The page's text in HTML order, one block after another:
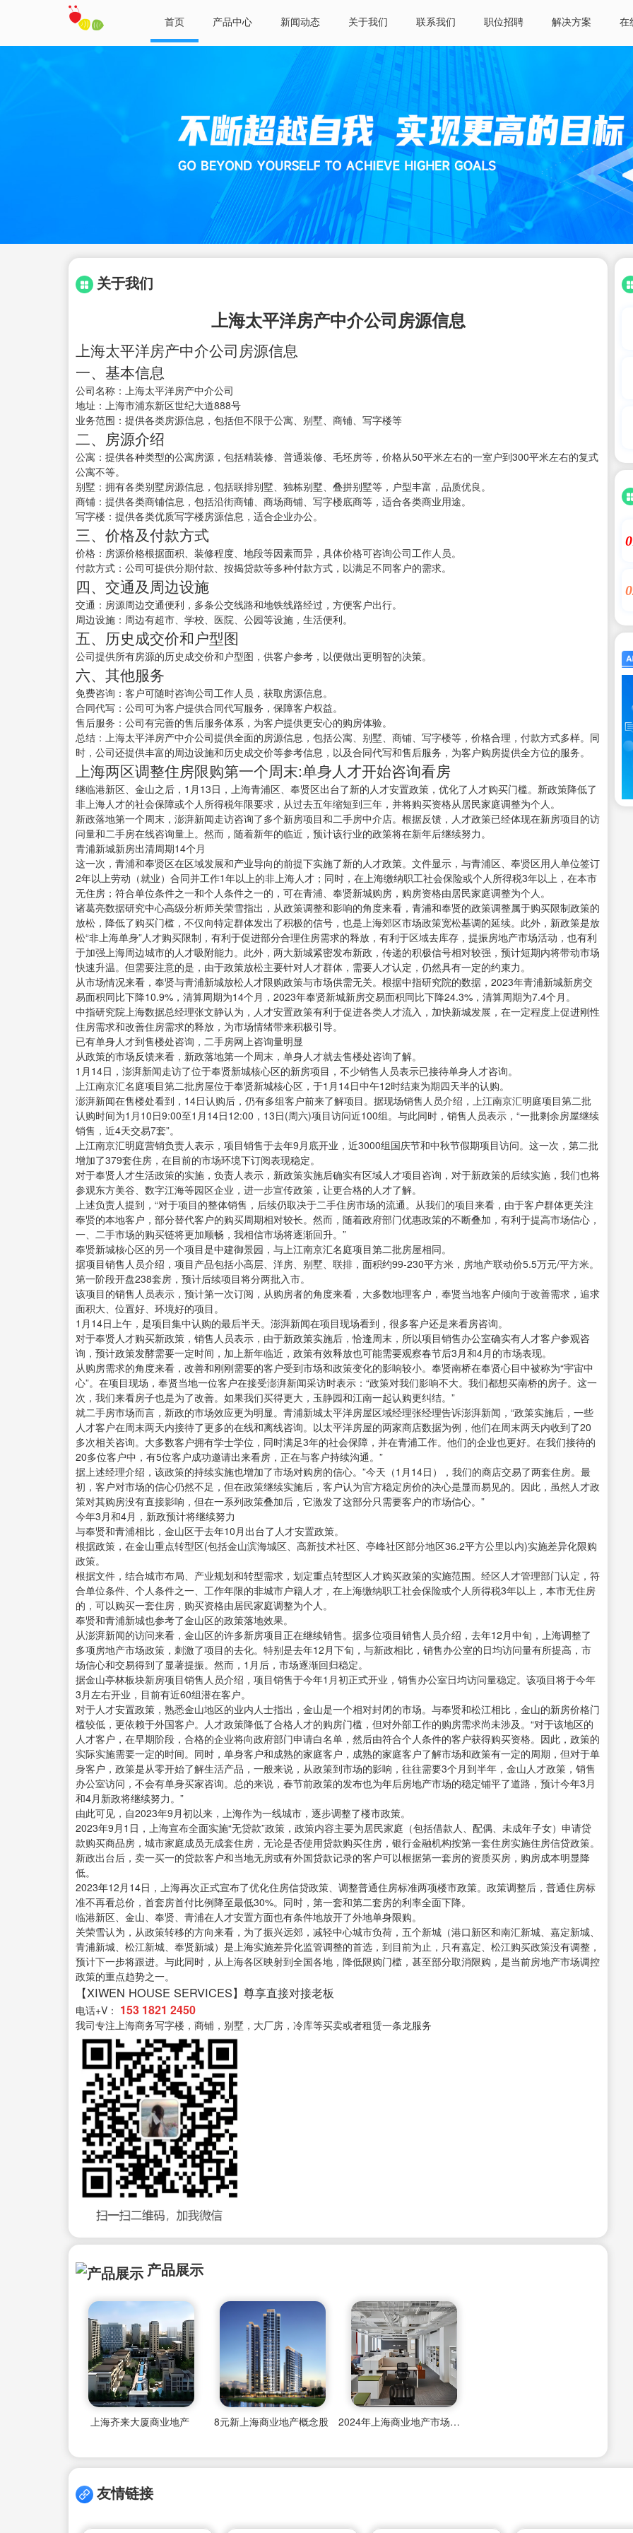
首页 产品中心 新闻动态 关于我们 联系我们 职位招聘 解决方案 在
关于我们
上海太平洋房产中介公司房源信息
上海太平洋房产中介公司房源信息
一、基本信息
公司名称：上海太平洋房产中介公司
地址：上海市浦东新区世纪大道888号
业务范围：提供各类房源信息，包括但不限于公寓、别墅、商铺、写字楼等
二、房源介绍
公寓：提供各种类型的公寓房源，包括精装修、普通装修、毛坯房等，价格从50平米左右的一室户到300平米左右的复式
公寓不等。
别墅：拥有各类别墅房源信息，包括联排别墅、独栋别墅、叠拼别墅等，户型丰富，品质优良。
商铺：提供各类商铺信息，包括沿街商铺、商场商铺、写字楼底商等，适合各类商业用途。
写字楼：提供各类优质写字楼房源信息，适合企业办公。
三、价格及付款方式
价格：房源价格根据面积、装修程度、地段等因素而异，具体价格可咨询公司工作人员。
付款方式：公司可提供分期付款、按揭贷款等多种付款方式，以满足不同客户的需求。
四、交通及周边设施
交通：房源周边交通便利，多条公交线路和地铁线路经过，方便客户出行。
周边设施：周边有超市、学校、医院、公园等设施，生活便利。
五、历史成交价和户型图
公司提供所有房源的历史成交价和户型图，供客户参考，以便做出更明智的决策。
六、其他服务
免费咨询：客户可随时咨询公司工作人员，获取房源信息。
合同代写：公司可为客户提供合同代写服务，保障客户权益。
售后服务：公司有完善的售后服务体系，为客户提供更安心的购房体验。
总结：上海太平洋房产中介公司提供全面的房源信息，包括公寓、别墅、商铺、写字楼等，价格合理，付款方式多样。同
时，公司还提供丰富的周边设施和历史成交价等参考信息，以及合同代写和售后服务，为客户购房提供全方位的服务。
上海两区调整住房限购第一个周末:单身人才开始咨询看房
继临港新区、金山之后，1月13日，上海青浦区、奉贤区出台了新的人才安置政策，优化了人才购买门槛。新政策降低了
非上海人才的社会保障或个人所得税年限要求，从过去五年缩短到三年，并将购买资格从居民家庭调整为个人。
新政落地第一个周末，澎湃新闻走访咨询了多个新房项目和二手房中介店。根据反馈，人才政策已经体现在新房项目的访
问量和二手房在线咨询量上。然而，随着新年的临近，预计该行业的政策将在新年后继续努力。
青浦新城新房出清周期14个月
这一次，青浦和奉贤区在区域发展和产业导向的前提下实施了新的人才政策。文件显示，与青浦区、奉贤区用人单位签订
2年以上劳动（就业）合同并工作1年以上的非上海人才；同时，在上海缴纳职工社会保险或个人所得税3年以上，在本市
无住房；符合单位条件之一和个人条件之一的，可在青浦、奉贤新城购房，购房资格由居民家庭调整为个人。
诸葛亮数据研究中心高级分析师关荣雪指出，从政策调整和影响的角度来看，青浦和奉贤的政策调整属于购买限制政策的
放松，降低了购买门槛，不仅向特定群体发出了积极的信号，也是上海郊区市场政策宽松基调的延续。此外，新政策是放
松“非上海单身”人才购买限制，有利于促进部分合理住房需求的释放，有利于区域去库存，提振房地产市场活动，也有利
于加强上海周边城市的人才吸附能力。此外，两大新城紧密发布新政，传递的积极信号相对较强，预计短期内将带动市场
快速升温。但需要注意的是，由于政策放松主要针对人才群体，需要人才认定，仍然具有一定的约束力。
从市场情况来看，奉贤与青浦新城放松人才限购政策与市场供需无关。根据中指研究院的数据，2023年青浦新城新房交
易面积同比下降10.9%，清算周期为14个月，2023年奉贤新城新房交易面积同比下降24.3%，清算周期为7.4个月。
中指研究院上海数据总经理张文静认为，人才安置政策有利于促进各类人才流入，加快新城发展，在一定程度上促进刚性
住房需求和改善住房需求的释放，为市场情绪带来积极引导。
已有单身人才到售楼处咨询，二手房网上咨询量明显
从政策的市场反馈来看，新政落地第一个周末，单身人才就去售楼处咨询了解。
1月14日，澎湃新闻走访了位于奉贤新城核心区的新房项目，不少销售人员表示已接待单身人才咨询。
上江南京汇名庭项目第二批房屋位于奉贤新城核心区，于1月14日中午12时结束为期四天半的认购。
澎湃新闻在售楼处看到，14日认购后，仍有多组客户前来了解项目。据现场销售人员介绍，上江南京汇明庭项目第二批
认购时间为1月10日9:00至1月14日12:00，13日(周六)项目访问近100组。与此同时，销售人员表示，“一批剩余房屋继续
销售，近4天交易7套”。
上江南京汇明庭营销负责人表示，项目销售于去年9月底开业，近3000组国庆节和中秋节假期项目访问。这一次，第二批
增加了379套住房，在目前的市场环境下订阅表现稳定。
对于奉贤人才生活政策的实施，负责人表示，新政策实施后确实有区域人才项目咨询，对于新政策的后续实施，我们也将
参观东方美谷、数字江海等园区企业，进一步宣传政策，让更合格的人才了解。
上述负责人提到，“对于项目的整体销售，后续仍取决于二手住房市场的流通。从我们的项目来看，由于客户群体更关注
奉贤的本地客户，部分替代客户的购买周期相对较长。然而，随着政府部门优惠政策的不断叠加，有利于提高市场信心，
一、二手市场的购买链将更加顺畅，我相信市场将逐渐回升。”
奉贤新城核心区的另一个项目是中建御景园，与上江南京汇名庭项目第二批房屋相同。
据项目销售人员介绍，项目产品包括小高层、洋房、别墅、联排，面积约99-230平方米，房地产联动价5.5万元/平方米。
第一阶段开盘238套房，预计后续项目将分两批入市。
该项目的销售人员表示，预计第一次订阅，从购房者的角度来看，大多数地理客户，奉贤当地客户倾向于改善需求，追求
面积大、位置好、环境好的项目。
1月14日上午，是项目集中认购的最后半天。澎湃新闻在项目现场看到，很多客户还是来看房咨询。
对于奉贤人才购买新政策，销售人员表示，由于新政策实施后，恰逢周末，所以项目销售办公室确实有人才客户参观咨
询，预计政策发酵需要一定时间，加上新年临近，政策有效释放也可能需要观察春节后3月和4月的市场表现。
从购房需求的角度来看，改善和刚刚需要的客户受到市场和政策变化的影响较小。奉贤南桥在奉贤心目中被称为“宇宙中
心”。在项目现场，奉贤当地一位客户在接受澎湃新闻采访时表示：“政策对我们影响不大。我们都想买南桥的房子。这一
次，我们来看房子也是为了改善。如果我们买得更大，玉静园和江南一起认购更纠结。”
就二手房市场而言，新政的市场效应更为明显。青浦新城太平洋房屋区域经理张经理告诉澎湃新闻，“政策实施后，一些
人才客户在周末两天内接待了更多的在线和离线咨询。以太平洋房屋的两家商店数据为例，他们在周末两天内收到了20
多次相关咨询。大多数客户拥有学士学位，同时满足3年的社会保障，并在青浦工作。他们的企业也更好。在我们接待的
20多位客户中，有5位客户成功邀请出来看房，正在与客户持续沟通。”
据上述经理介绍，该政策的持续实施也增加了市场对购房的信心。”今天（1月14日），我们的商店交易了两套住房。最
初，客户对市场的信心仍然不足，但在政策继续实施后，客户认为官方稳定房价的决心是显而易见的。因此，虽然人才政
策对其购房没有直接影响，但在一系列政策叠加后，它激发了这部分只需要客户的市场信心。”
今年3月和4月，新政预计将继续努力
与奉贤和青浦相比，金山区于去年10月出台了人才安置政策。
根据政策，在金山重点转型区(包括金山滨海城区、高新技术社区、亭峰社区部分地区36.2平方公里以内)实施差异化限购
政策。
根据文件，结合城市布局、产业规划和转型需求，划定重点转型区人才购买政策的实施范围。经区人才管理部门认定，符
合单位条件、个人条件之一、工作年限的非城市户籍人才，在上海缴纳职工社会保险或个人所得税3年以上，本市无住房
的，可以购买一套住房，购买资格由居民家庭调整为个人。
奉贤和青浦新城也参考了金山区的政策落地效果。
从澎湃新闻的访问来看，金山区的许多新房项目正在继续销售。据多位项目销售人员介绍，去年12月中旬，上海调整了
多项房地产市场政策，刺激了项目的去化。特别是去年12月下旬，与新政相比，销售办公室的日均访问量有所提高，市
场信心和交易得到了显著提振。然而，1月后，市场逐渐回归稳定。
据金山亭林板块新房项目销售人员介绍，项目销售于今年1月初正式开业，销售办公室日均访问量稳定。该项目将于今年
3月左右开业，目前有近60组潜在客户。
对于人才安置政策，熟悉金山地区的业内人士指出，金山是一个相对封闭的市场。与奉贤和松江相比，金山的新房价格门
槛较低，更依赖于外国客户。人才政策降低了合格人才的购房门槛，但对外部工作的购房需求尚未涉及。“对于该地区的
人才客户，在早期阶段，合格的企业将向政府部门申请白名单，然后由符合个人条件的客户获得购买资格。因此，政策的
实际实施需要一定的时间。同时，单身客户和成熟的家庭客户，成熟的家庭客户了解市场和政策有一定的周期，但对于单
身客户，政策是从零开始了解生活产品，一般来说，从政策到市场的影响，往往需要3个月到半年，金山人才政策，销售
办公室访问，不会有单身买家咨询。总的来说，春节前政策的发布也为年后房地产市场的稳定铺平了道路，预计今年3月
和4月新政将继续努力。”
由此可见，自2023年9月初以来，上海作为一线城市，逐步调整了楼市政策。
2023年9月1日，上海宣布全面实施“无贷款”政策，政策内容主要为居民家庭（包括借款人、配偶、未成年子女）申请贷
款购买商品房，城市家庭成员无成套住房，无论是否使用贷款购买住房，银行金融机构按第一套住房实施住房信贷政策。
新政出台后，卖一买一的贷款客户和当地无房或有外国贷款记录的客户可以根据第一套房的资质买房，购房成本明显降
低。
2023年12月14日，上海再次正式宣布了优化住房信贷政策、调整普通住房标准两项楼市政策。政策调整后，普通住房标
准不再看总价，首套房首付比例降至最低30%。同时，第一套和第二套房的利率全面下降。
临港新区、金山、奉贤、青浦在人才安置方面也有条件地放开了外地单身限购。
关荣雪认为，从政策转移的方向来看，为了振兴远郊，减轻中心城市负荷，五个新城（港口新区和南汇新城、嘉定新城、
青浦新城、松江新城、奉贤新城）是上海实施差异化监管调整的首选，到目前为止，只有嘉定、松江购买政策没有调整，
预计下一步将跟进。与此同时，从上海各区映射到全国各地，降低限购门槛，甚至部分取消限购，是当前房地产市场调控
政策的重点趋势之一。
【XIWEN HOUSE SERVICES】尊享直接对接老板
电话+V： 153 1821 2450
我司专注上海商务写字楼，商铺，别墅，大厂房，冷库等买卖或者租赁一条龙服务
产品展示
上海齐来大厦商业地产 8元新上海商业地产概念股 2024年上海商业地产市场现状怎样了
友情链接